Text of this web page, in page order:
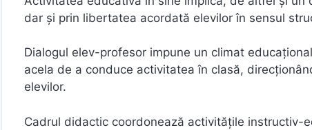
dar şi prin libertatea acordată elevilor în sensul
Dialogul elev-profesor impune un climat
acela de a conduce activitatea în clasă,
elevilor.
Cadrul didactic coordonează activităţile instructiv-